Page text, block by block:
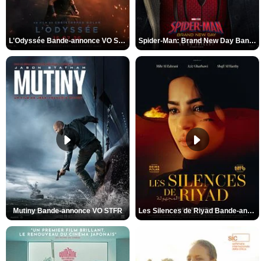
L'Odyssée Bande-annonce VO STFR Spider-Man: Brand New Day Bande-annonce VO STFR
Mutiny Bande-annonce VO STFR Les Silences de Riyad Bande-annonce VO STFR